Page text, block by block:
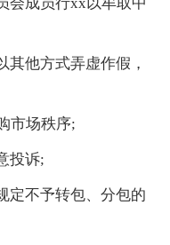
他方式弄虚作假，
市场秩序;
投诉;
不予转包、分包的